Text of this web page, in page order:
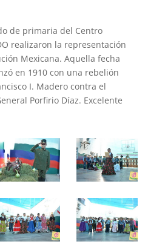
de primaria del Centro
realizaron la representación
Mexicana. Aquella fecha
en 1910 con una rebelión
I. Madero contra el
Porfirio Díaz. Excelente